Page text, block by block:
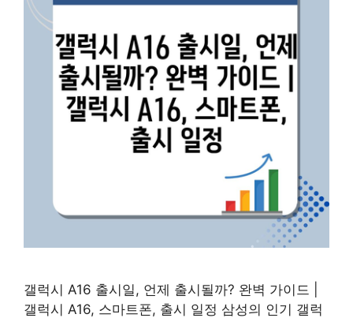
갤럭시 A16 출시일, 언제 출시될까? 완벽 가이드 |
갤럭시 A16, 스마트폰, 출시 일정 삼성의 인기 갤럭